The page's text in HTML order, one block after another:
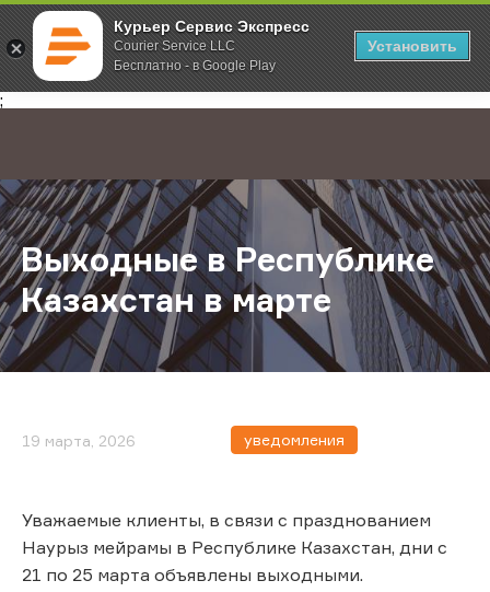
Курьер Сервис Экспресс
Courier Service LLC
Бесплатно - в Google Play
Установить
;
Главная О компании Новости Выходные в Республике
Выходные в Республике
Казахстан в марте
19 марта, 2026 уведомления
Уважаемые клиенты, в связи с празднованием
Наурыз мейрамы в Республике Казахстан, дни с
21 по 25 марта объявлены выходными.